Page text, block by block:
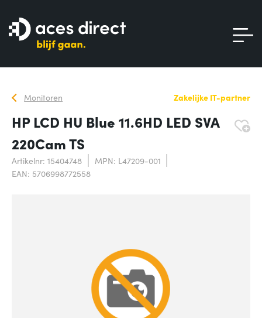
Monitoren Zakelijke IT-partner
HP LCD HU Blue 11.6HD LED SVA
220Cam TS
Artikelnr: 15404748
MPN: L47209-001
EAN: 5706998772558